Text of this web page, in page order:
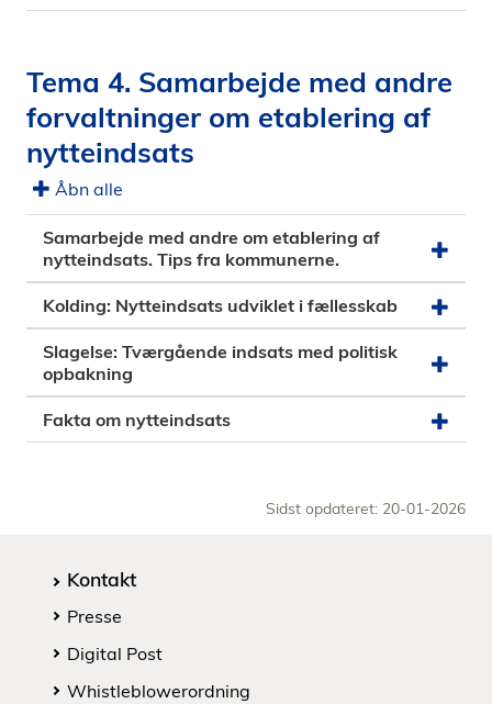
Tema 4. Samarbejde med andre
forvaltninger om etablering af
nytteindsats
Åbn alle
Samarbejde med andre om etablering af
nytteindsats. Tips fra kommunerne.
Kolding: Nytteindsats udviklet i fællesskab
Slagelse: Tværgående indsats med politisk
opbakning
Fakta om nytteindsats
Sidst opdateret: 20-01-2026
Kontakt
Presse
Digital Post
Whistleblowerordning